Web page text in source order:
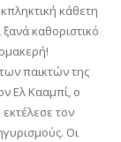
κάθετη
καθοριστικό
παικτών της
Ελ Κααμπί, ο
τον
Οι